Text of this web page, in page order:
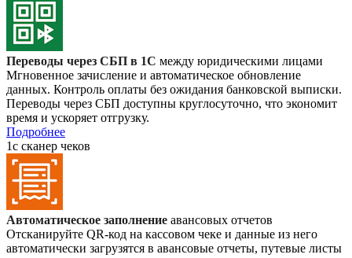
Переводы через СБП в 1С между юридическими лицами
Мгновенное зачисление и автоматическое обновление
данных. Контроль оплаты без ожидания банковской выписки.
Переводы через СБП доступны круглосуточно, что экономит
время и ускоряет отгрузку.
Подробнее
1с сканер чеков
Автоматическое заполнение авансовых отчетов
Отсканируйте QR-код на кассовом чеке и данные из него
автоматически загрузятся в авансовые отчеты, путевые листы